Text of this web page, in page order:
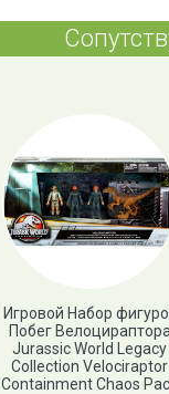
Игровой Набор
Побег Велоцираптора
Jurassic World Legacy
Collection Velociraptor
Containment Chaos